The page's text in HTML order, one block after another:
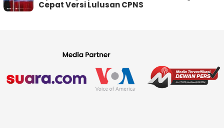
Cepat Versi Lulusan CPNS